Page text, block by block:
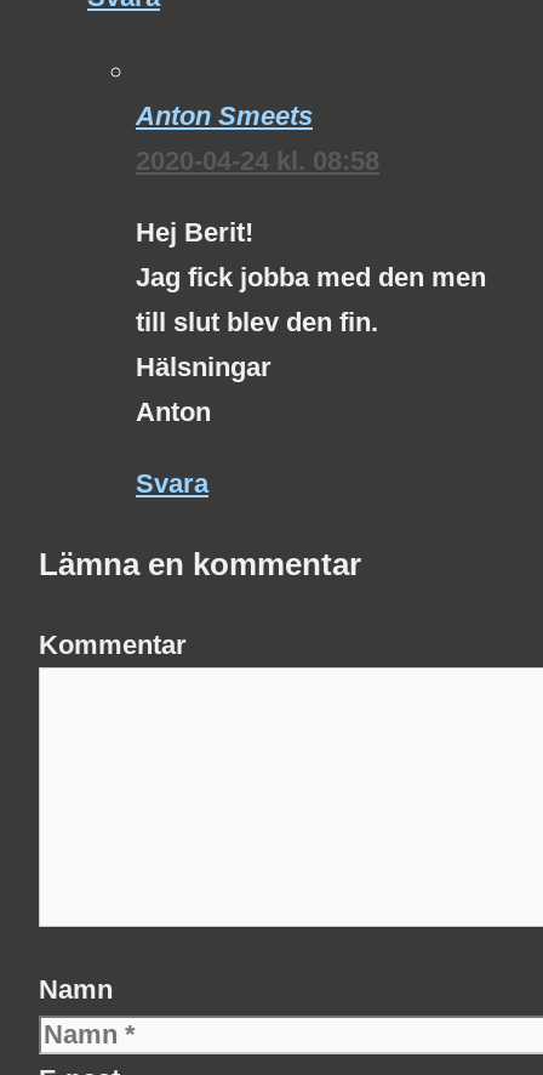
Anton Smeets
2020-04-24 kl. 08:58
Hej Berit!
Jag fick jobba med den men
till slut blev den fin.
Hälsningar
Anton
Svara
Lämna en kommentar
Kommentar
Namn